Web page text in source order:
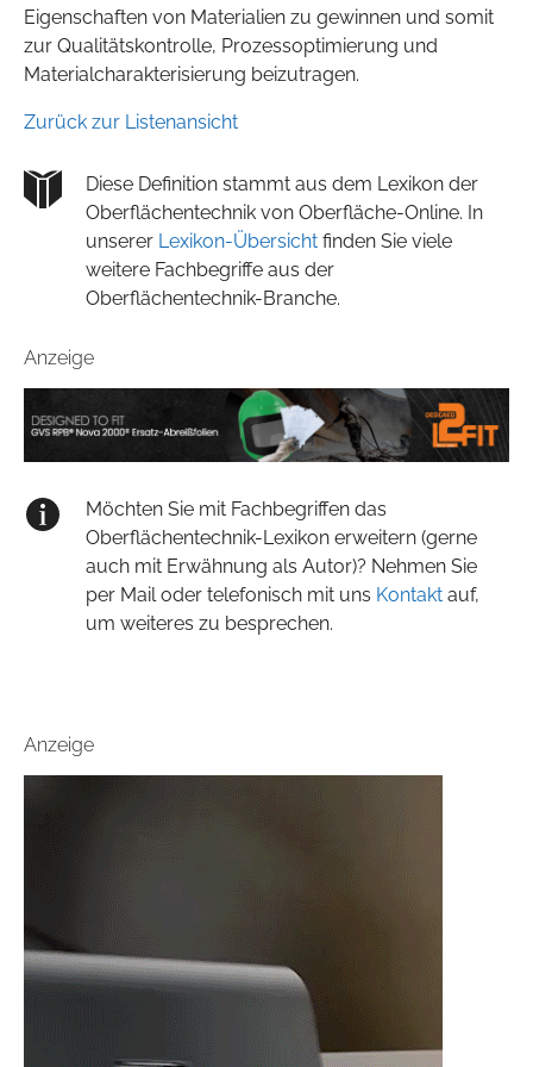
Eigenschaften von Materialien zu gewinnen und somit
zur Qualitätskontrolle, Prozessoptimierung und
Materialcharakterisierung beizutragen.
Zurück zur Listenansicht
Diese Definition stammt aus dem Lexikon der
Oberflächentechnik von Oberfläche-Online. In
unserer Lexikon-Übersicht finden Sie viele
weitere Fachbegriffe aus der
Oberflächentechnik-Branche.
Anzeige
Möchten Sie mit Fachbegriffen das
Oberflächentechnik-Lexikon erweitern (gerne
auch mit Erwähnung als Autor)? Nehmen Sie
per Mail oder telefonisch mit uns Kontakt auf,
um weiteres zu besprechen.
Anzeige